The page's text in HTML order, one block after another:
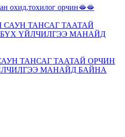
охид,тохилог орчин🫦🫦
ТАНСАГ ТААТАЙ ОРЧИН
МАНАЙД БАЙНА